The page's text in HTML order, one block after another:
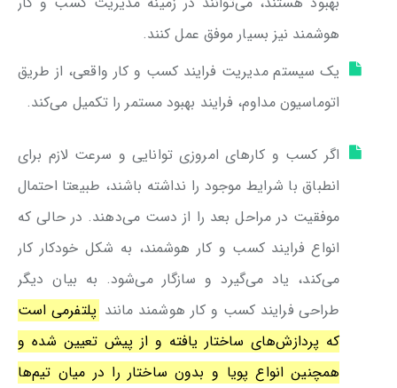
هوشمند نیز بسیار موفق عمل کنند.
یک سیستم مدیریت فرایند کسب و کار واقعی، از طریق
اتوماسیون مداوم، فرایند بهبود مستمر را تکمیل می‌کند.
اگر کسب و کارهای امروزی توانایی و سرعت لازم برای
انطباق با شرایط موجود را نداشته باشند، طبیعتا احتمال
موفقیت در مراحل بعد را از دست می‌دهند. در حالی که
انواع فرایند کسب و کار هوشمند، به شکل خودکار کار
می‌کند، یاد می‌گیرد و سازگار می‌شود. به بیان دیگر
طراحی فرایند کسب و کار هوشمند مانند پلتفرمی است
که پردازش‌های ساختار یافته و از پیش تعیین شده و
همچنین انواع پویا و بدون ساختار را در میان تیم‌ها